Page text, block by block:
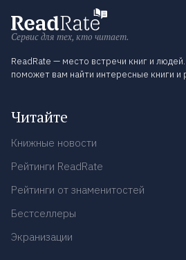
Сервис для тех, кто читает.
ReadRate — место встречи книг и
поможет вам найти интересные книги и
Читайте
Книжные новости
Рейтинги ReadRate
Рейтинги от знаменитостей
Бестселлеры
Экранизации